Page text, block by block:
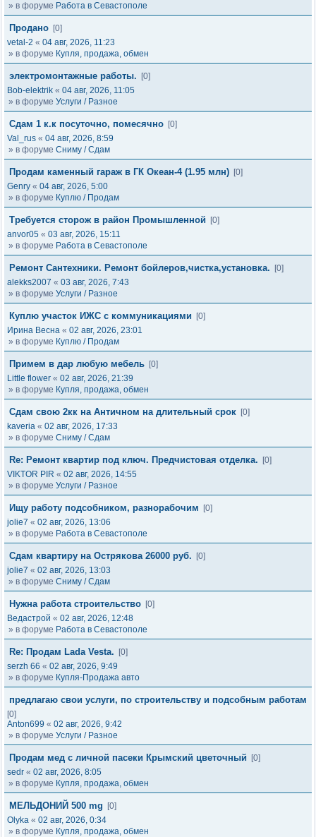
» в форуме Работа в Севастополе
Продано [0]
vetal-2 « 04 авг, 2026, 11:23
» в форуме Купля, продажа, обмен
электромонтажные работы.
[0]
Bob-elektrik « 04 авг, 2026, 11:05
» в форуме Услуги / Разное
Сдам 1 к.к посуточно, помесячно [0]
Val_rus « 04 авг, 2026, 8:59
» в форуме Сниму / Сдам
Продам каменный гараж в ГК Океан-4 (1.95 млн) [0]
Genry « 04 авг, 2026, 5:00
» в форуме Куплю / Продам
Требуется сторож в район Промышленной
[0]
anvor05 « 03 авг, 2026, 15:11
» в форуме Работа в Севастополе
Ремонт Сантехники. Ремонт бойлеров,чистка,установка.
[0]
alekks2007 « 03 авг, 2026, 7:43
» в форуме Услуги / Разное
Куплю участок ИЖС с коммуникациями
[0]
Ирина Весна « 02 авг, 2026, 23:01
» в форуме Куплю / Продам
Примем в дар любую мебель [0]
Little flower « 02 авг, 2026, 21:39
» в форуме Купля, продажа, обмен
Сдам свою 2кк на Античном на длительный срок [0]
kaveria « 02 авг, 2026, 17:33
» в форуме Сниму / Сдам
Re: Ремонт квартир под ключ. Предчистовая отделка.
[0]
VIKTOR PIR « 02 авг, 2026, 14:55
» в форуме Услуги / Разное
Ищу работу подсобником, разнорабочим
[0]
jolie7 « 02 авг, 2026, 13:06
» в форуме Работа в Севастополе
Сдам квартиру на Острякова 26000 руб.
[0]
jolie7 « 02 авг, 2026, 13:03
» в форуме Сниму / Сдам
Нужна работа строительство [0]
Ведастрой « 02 авг, 2026, 12:48
» в форуме Работа в Севастополе
Re: Продам Lada Vesta.
[0]
serzh 66 « 02 авг, 2026, 9:49
» в форуме Купля-Продажа авто
предлагаю свои услуги, по строительству и подсобным работам
[0]
Anton699 « 02 авг, 2026, 9:42
» в форуме Услуги / Разное
Продам мед с личной пасеки Крымский цветочный
[0]
sedr « 02 авг, 2026, 8:05
» в форуме Купля, продажа, обмен
МЕЛЬДОНИЙ 500 mg
[0]
Olyka « 02 авг, 2026, 0:34
» в форуме Купля, продажа, обмен